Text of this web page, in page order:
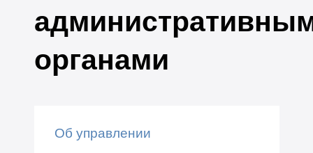
органами
Об управлении